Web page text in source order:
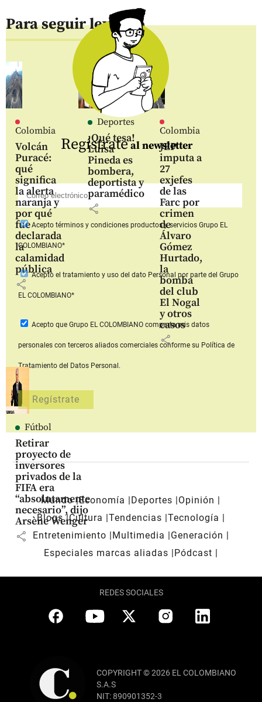
Para seguir leyendo
Colombia
Volcán
Puracé:
qué
significa
la alerta
naranja y
por qué
fue
declarada
la
calamidad
pública
share
Deportes
¡Qué tesa!
Luisa
Pineda es
bombera,
deportista y
paramédico
share
Colombia
JEP
imputa a
27
exjefes
de las
Farc por
crimen
de
Álvaro
Gómez
Hurtado,
la
bomba
del club
El Nogal
y otros
casos
share
Fútbol
Retirar
proyecto de
inversores
privados de la
FIFA era
“absolutamente
necesario”, dijo
Arsène Wenger
share
Regístrateal newsletter
Aceptotérminos y condiciones productos y serviciosGrupo EL
COLOMBIANO*
Acepto el tratamiento y uso del dato Personal por parte del Grupo
EL COLOMBIANO*
Acepto que Grupo EL COLOMBIANOcomparta mis datos
personales con terceros aliados comerciales conforme su Política de
Tratamiento del Datos Personal.
Mundo Economía Deportes
Opinión
Blogs Cultura Tendencias Tecnología
Entretenimiento
Multimedia
Generación
Especiales marcas aliadas
Pódcast
REDES SOCIALES
COPYRIGHT © 2026 EL COLOMBIANO
S.A.S
NIT: 890901352-3